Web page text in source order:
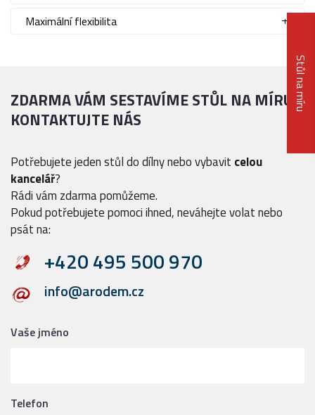
Stůl na míru
Maximální flexibilita
ZDARMA VÁM SESTAVÍME STŮL NA MÍRU
KONTAKTUJTE NÁS
Potřebujete jeden stůl do dílny nebo vybavit celou
kancelář?
Rádi vám zdarma pomůžeme.
Pokud potřebujete pomoci ihned, neváhejte volat nebo
psát na:
+420 495 500 970
info@arodem.cz
Vaše jméno
Telefon